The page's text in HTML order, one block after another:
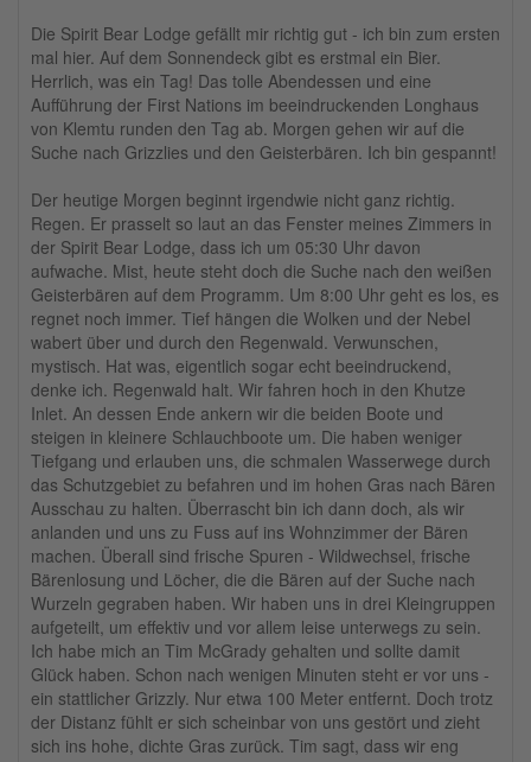
Die Spirit Bear Lodge gefällt mir richtig gut - ich bin zum ersten
mal hier. Auf dem Sonnendeck gibt es erstmal ein Bier.
Herrlich, was ein Tag! Das tolle Abendessen und eine
Aufführung der First Nations im beeindruckenden Longhaus
von Klemtu runden den Tag ab. Morgen gehen wir auf die
Suche nach Grizzlies und den Geisterbären. Ich bin gespannt!
Der heutige Morgen beginnt irgendwie nicht ganz richtig.
Regen. Er prasselt so laut an das Fenster meines Zimmers in
der Spirit Bear Lodge, dass ich um 05:30 Uhr davon
aufwache. Mist, heute steht doch die Suche nach den weißen
Geisterbären auf dem Programm. Um 8:00 Uhr geht es los, es
regnet noch immer. Tief hängen die Wolken und der Nebel
wabert über und durch den Regenwald. Verwunschen,
mystisch. Hat was, eigentlich sogar echt beeindruckend,
denke ich. Regenwald halt. Wir fahren hoch in den Khutze
Inlet. An dessen Ende ankern wir die beiden Boote und
steigen in kleinere Schlauchboote um. Die haben weniger
Tiefgang und erlauben uns, die schmalen Wasserwege durch
das Schutzgebiet zu befahren und im hohen Gras nach Bären
Ausschau zu halten. Überrascht bin ich dann doch, als wir
anlanden und uns zu Fuss auf ins Wohnzimmer der Bären
machen. Überall sind frische Spuren - Wildwechsel, frische
Bärenlosung und Löcher, die die Bären auf der Suche nach
Wurzeln gegraben haben. Wir haben uns in drei Kleingruppen
aufgeteilt, um effektiv und vor allem leise unterwegs zu sein.
Ich habe mich an Tim McGrady gehalten und sollte damit
Glück haben. Schon nach wenigen Minuten steht er vor uns -
ein stattlicher Grizzly. Nur etwa 100 Meter entfernt. Doch trotz
der Distanz fühlt er sich scheinbar von uns gestört und zieht
sich ins hohe, dichte Gras zurück. Tim sagt, dass wir eng